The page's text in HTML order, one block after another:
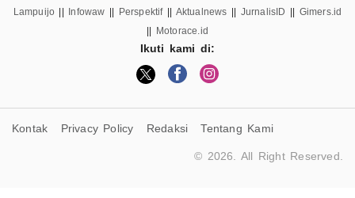
Lampuijo
Infowaw Perspektif|| Aktualnews JurnalisID
Gimers.id
Motorace.id
Ikuti kami di:
Kontak Privacy Policy Redaksi Tentang Kami
© 2026. All Right Reserved.